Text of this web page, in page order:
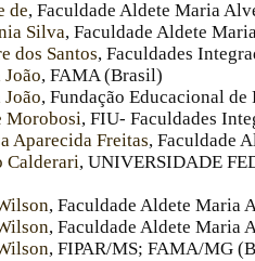
de, Faculdade Aldete Maria
Silva, Faculdade Aldete
dos Santos, Faculdades
, FAMA (Brasil)
, Fundação Educacional
Morobosi, FIU- Faculdades
Aparecida Freitas, Faculdade
Calderari, UNIVERSIDADE
, Faculdade Aldete Maria
, Faculdade Aldete Maria
, FIPAR/MS; FAMA/MG